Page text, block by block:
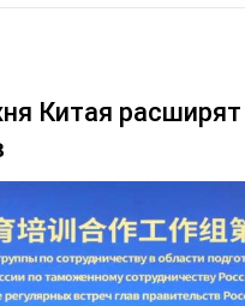
Китая расширят